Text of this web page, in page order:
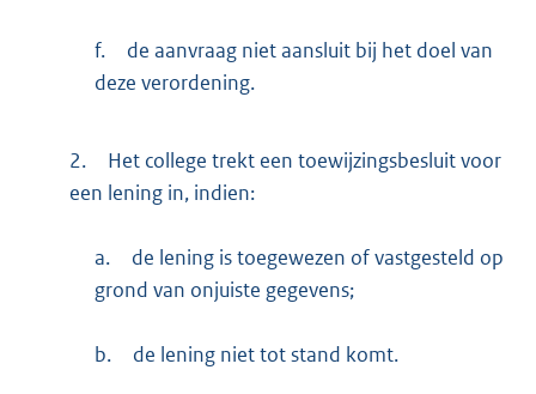
f.
de aanvraag niet aansluit bij het doel van
deze verordening.
2.
Het college trekt een toewijzingsbesluit voor
een lening in, indien:
a.
de lening is toegewezen of vastgesteld op
grond van onjuiste gegevens;
b. de lening niet tot stand komt.